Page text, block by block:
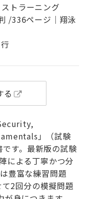
トラーニング
/336ページ｜翔泳
る
」（試験
す。最新版の試験
による丁寧かつ分
豊富な練習問題
て2回分の模擬問題